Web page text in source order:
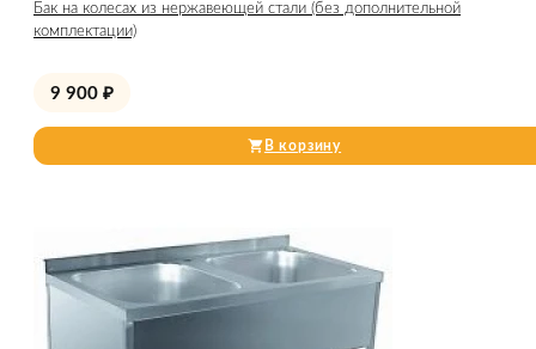
Бак на колесах из нержавеющей стали (без дополнительной
комплектации)
9 900 ₽
В корзину